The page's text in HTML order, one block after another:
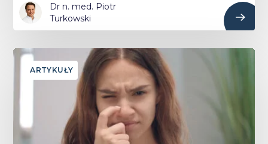
Dr n. med. Piotr
Turkowski
ARTYKUŁY